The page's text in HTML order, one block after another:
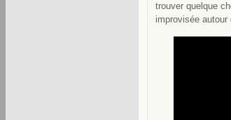
trouver quelque
improvisée